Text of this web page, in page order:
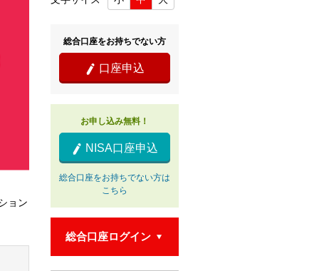
ョン
総合口座をお持ちでない方
 口座申込
お申し込み無料！
 NISA口座申込
総合口座をお持ちでない方は
こちら
総合口座ログイン